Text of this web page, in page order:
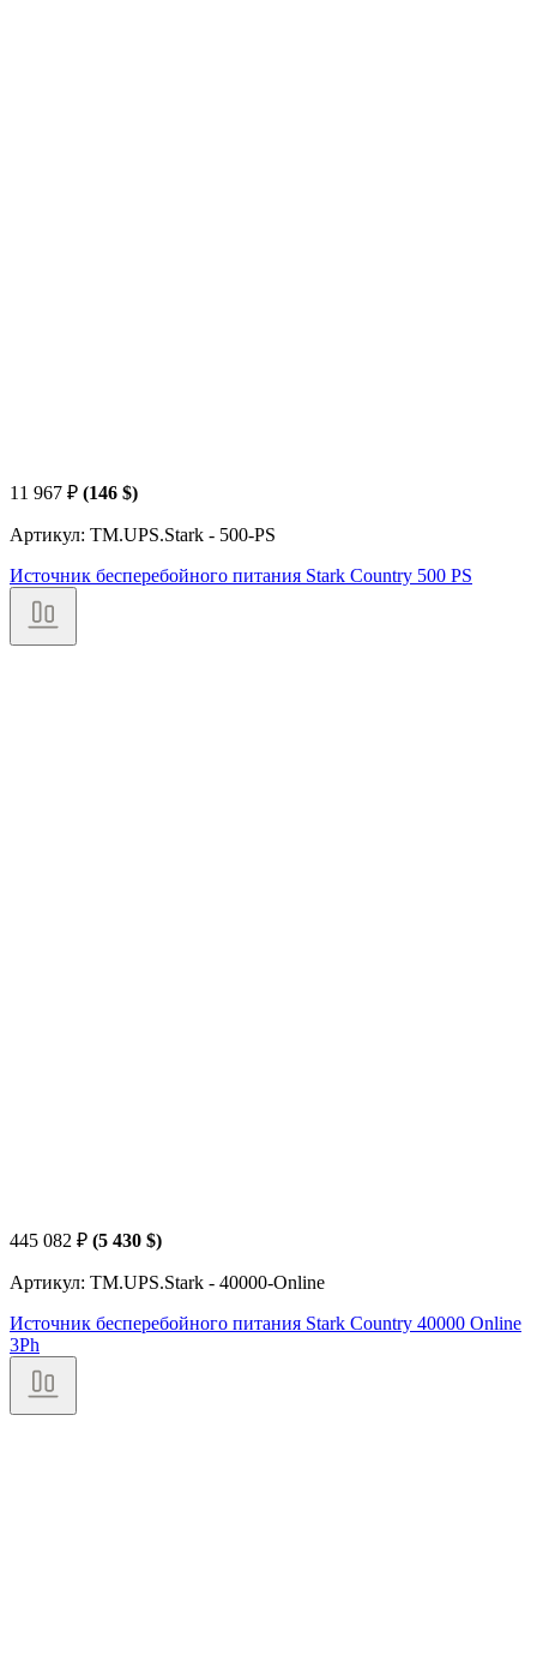
11 967 ₽ (146 $)
Артикул: TM.UPS.Stark - 500-PS
Источник бесперебойного питания Stark Country 500 PS
445 082 ₽ (5 430 $)
Артикул: TM.UPS.Stark - 40000-Online
Источник бесперебойного питания Stark Country 40000 Online
3Ph